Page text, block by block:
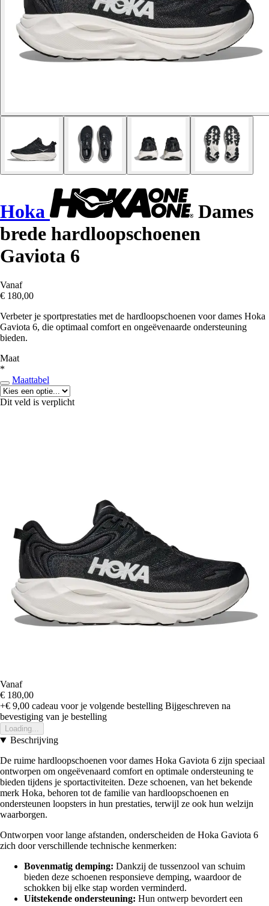
Hoka
Dames
brede hardloopschoenen
Gaviota 6
Vanaf
€ 180,00
Verbeter je sportprestaties met de hardloopschoenen voor dames Hoka
Gaviota 6, die optimaal comfort en ongeëvenaarde ondersteuning
bieden.
Maat
*
Maattabel
Dit veld is verplicht
Vanaf
€ 180,00
+€ 9,00 cadeau voor je volgende bestelling Bijgeschreven na
bevestiging van je bestelling
Loading...
Beschrijving
De ruime hardloopschoenen voor dames Hoka Gaviota 6 zijn speciaal
ontworpen om ongeëvenaard comfort en optimale ondersteuning te
bieden tijdens je sportactiviteiten. Deze schoenen, van het bekende
merk Hoka, behoren tot de familie van hardloopschoenen en
ondersteunen loopsters in hun prestaties, terwijl ze ook hun welzijn
waarborgen.
Ontworpen voor lange afstanden, onderscheiden de Hoka Gaviota 6
zich door verschillende technische kenmerken:
Bovenmatig demping: Dankzij de tussenzool van schuim
bieden deze schoenen responsieve demping, waardoor de
schokken bij elke stap worden verminderd.
Uitstekende ondersteuning: Hun ontwerp bevordert een